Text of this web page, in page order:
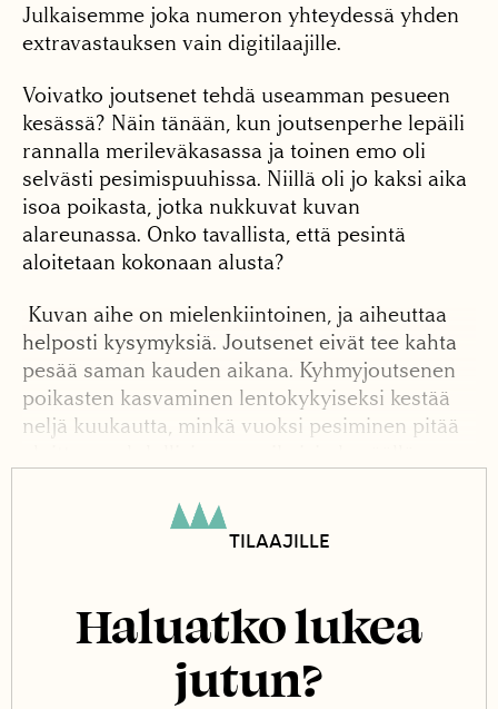
Julkaisemme joka numeron yhteydessä yhden
extravastauksen vain digitilaajille.
Voivatko joutsenet tehdä useamman pesueen
kesässä? Näin tänään, kun joutsenperhe lepäili
rannalla merileväkasassa ja toinen emo oli
selvästi pesimispuuhissa. Niillä oli jo kaksi aika
isoa poikasta, jotka nukkuvat kuvan
alareunassa. Onko tavallista, että pesintä
aloitetaan kokonaan alusta?
Kuvan aihe on mielenkiintoinen, ja aiheuttaa
helposti kysymyksiä. Joutsenet eivät tee kahta
pesää saman kauden aikana. Kyhmyjoutsenen
poikasten kasvaminen lentokykyiseksi kestää
neljä kuukautta, minkä vuoksi pesiminen pitää
TILAAJILLE
Haluatko lukea
jutun?